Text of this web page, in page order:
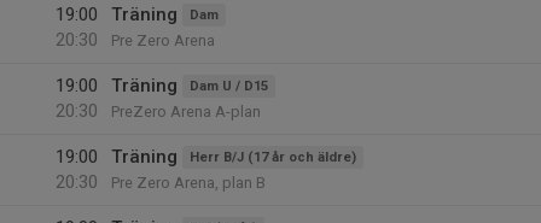
19:00
20:30
Träning Dam
Pre Zero Arena
19:00
20:30
Träning Dam U / D15
PreZero Arena A-plan
19:00
20:30
Träning Herr B/J (17 år och äldre)
Pre Zero Arena, plan B